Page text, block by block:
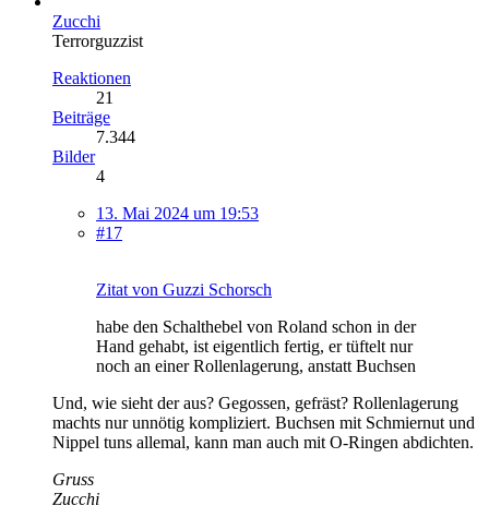
Zucchi
Terrorguzzist
Reaktionen
21
Beiträge
7.344
Bilder
4
13. Mai 2024 um 19:53
#17
Zitat von Guzzi Schorsch
habe den Schalthebel von Roland schon in der
Hand gehabt, ist eigentlich fertig, er tüftelt nur
noch an einer Rollenlagerung, anstatt Buchsen
Und, wie sieht der aus? Gegossen, gefräst? Rollenlagerung
machts nur unnötig kompliziert. Buchsen mit Schmiernut und
Nippel tuns allemal, kann man auch mit O-Ringen abdichten.
Gruss
Zucchi